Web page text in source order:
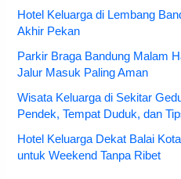
Hotel Keluarga di Lembang
Akhir Pekan
Parkir Braga Bandung Malam
Jalur Masuk Paling Aman
Wisata Keluarga di Sekitar
Pendek, Tempat Duduk, dan
Hotel Keluarga Dekat Balai
untuk Weekend Tanpa Ribet